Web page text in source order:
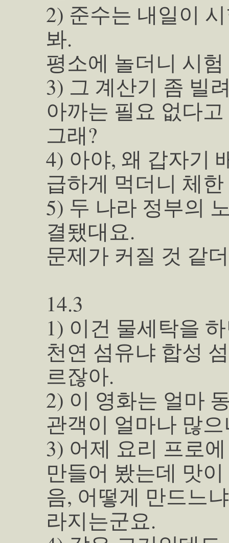
2) 준수는 내일이
봐.
평소에 놀더니 시
3) 그 계산기 좀 빌
아까는 필요 없다
그래?
4) 아야, 왜 갑자기
급하게 먹더니 체
5) 두 나라 정부의
결됐대요.
문제가 커질 것 같
14.3
1) 이건 물세탁을
천연 섬유냐 합성
르잖아.
2) 이 영화는 얼마
관객이 얼마나 많
3) 어제 요리 프로
만들어 봤는데 맛
음, 어떻게 만드느
라지는군요.